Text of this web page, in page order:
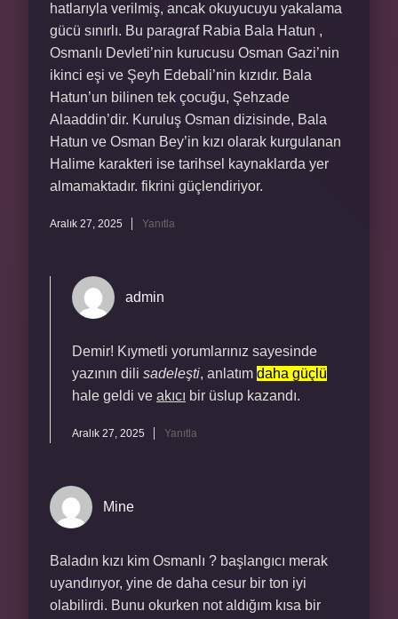
hatlarıyla verilmiş, ancak okuyucuyu yakalama
gücü sınırlı. Bu paragraf Rabia Bala Hatun ,
Osmanlı Devleti’nin kurucusu Osman Gazi’nin
ikinci eşi ve Şeyh Edebali’nin kızıdır. Bala
Hatun’un bilinen tek çocuğu, Şehzade
Alaaddin’dir. Kuruluş Osman dizisinde, Bala
Hatun ve Osman Bey’in kızı olarak kurgulanan
Halime karakteri ise tarihsel kaynaklarda yer
almamaktadır. fikrini güçlendiriyor.
Aralık 27, 2025 Yanıtla
admin
Demir! Kıymetli yorumlarınız sayesinde
yazının dili sadeleşti, anlatım daha güçlü
hale geldi ve akıcı bir üslup kazandı.
Aralık 27, 2025 Yanıtla
Mine
Baladın kızı kim Osmanlı ? başlangıcı merak
uyandırıyor, yine de daha cesur bir ton iyi
olabilirdi. Bunu okurken not aldığım kısa bir